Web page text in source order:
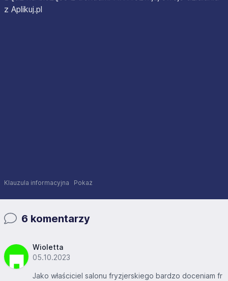
z Aplikuj.pl
Klauzula informacyjna Pokaż
6 komentarzy
Wioletta
05.10.2023
Jako właściciel salonu fryzjerskiego bardzo doceniam fr